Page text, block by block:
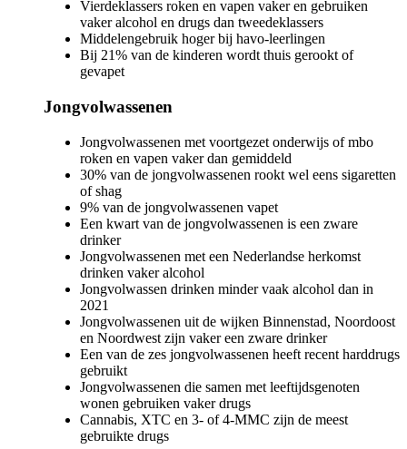
Vierdeklassers roken en vapen vaker en gebruiken
vaker alcohol en drugs dan tweedeklassers
Middelengebruik hoger bij havo-leerlingen
Bij 21% van de kinderen wordt thuis gerookt of
gevapet
Jongvolwassenen
Jongvolwassenen met voortgezet onderwijs of mbo
roken en vapen vaker dan gemiddeld
30% van de jongvolwassenen rookt wel eens sigaretten
of shag
9% van de jongvolwassenen vapet
Een kwart van de jongvolwassenen is een zware
drinker
Jongvolwassenen met een Nederlandse herkomst
drinken vaker alcohol
Jongvolwassen drinken minder vaak alcohol dan in
2021
Jongvolwassenen uit de wijken Binnenstad, Noordoost
en Noordwest zijn vaker een zware drinker
Een van de zes jongvolwassenen heeft recent harddrugs
gebruikt
Jongvolwassenen die samen met leeftijdsgenoten
wonen gebruiken vaker drugs
Cannabis, XTC en 3- of 4-MMC zijn de meest
gebruikte drugs